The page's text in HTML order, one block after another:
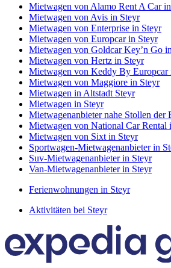
Mietwagen von Alamo Rent A Car
Mietwagen von Avis in Steyr
Mietwagen von Enterprise in Steyr
Mietwagen von Europcar in Steyr
Mietwagen von Goldcar Key’n Go
Mietwagen von Hertz in Steyr
Mietwagen von Keddy By Europcar
Mietwagen von Maggiore in Steyr
Mietwagen in Altstadt Steyr
Mietwagen in Steyr
Mietwagenanbieter nahe Stollen der
Mietwagen von National Car Rental
Mietwagen von Sixt in Steyr
Sportwagen-Mietwagenanbieter in
Suv-Mietwagenanbieter in Steyr
Van-Mietwagenanbieter in Steyr
Ferienwohnungen in Steyr
Aktivitäten bei Steyr